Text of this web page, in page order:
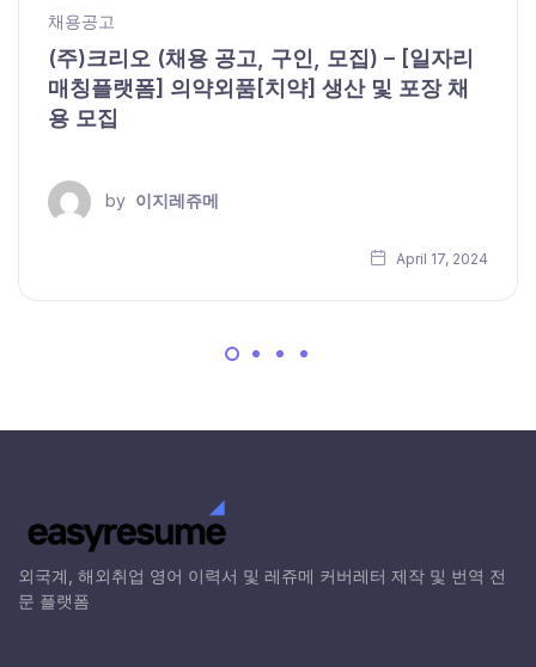
채용공고
(주)크리오 (채용 공고, 구인, 모집) – [일자리
매칭플랫폼] 의약외품[치약] 생산 및 포장 채
용 모집
by 이지레쥬메
April 17, 2024
외국계, 해외취업 영어 이력서 및 레쥬메 커버레터 제작 및 번역 전
문 플랫폼